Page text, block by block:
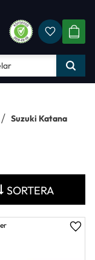
Suzuki Katana
SORTERA